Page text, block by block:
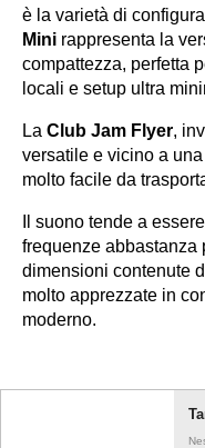
è la varietà di
Mini rappresenta la
compattezza, perfetta
locali e setup ultra
La Club Jam Flyer,
versatile e vicino a
molto facile da
Il suono tende a
frequenze abbastanza
dimensioni contenute
molto apprezzate in
moderno.